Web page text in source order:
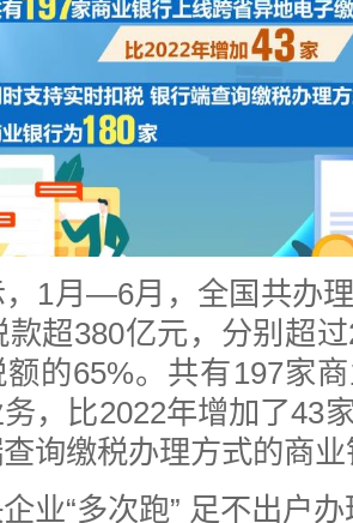
月—6月，全国共办理
款超380亿元，分别超
额的65%。共有197家
，比2022年增加了43
询缴税办理方式的商
次跑” 足不出户办